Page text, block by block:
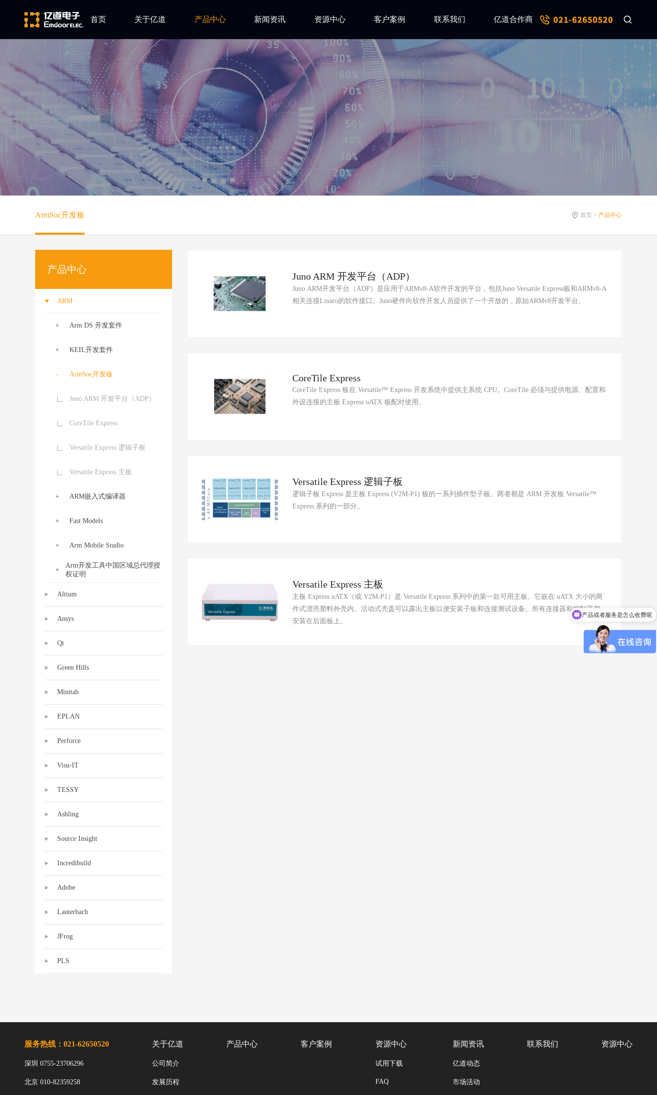
首页 关于亿道
公司简介
发展历程
企业文化
产品中心
Ansys
Green Hills
Minitab
EPLAN
Perforce
Visu-IT
TESSY
Incredibuild
新闻资讯
亿道动态
技术资讯
资源中心
试用下载
FAQ
安装文档
技术文档
技术视频
网络研讨会
客户案例 联系我们 亿道合作商
ArmSoc开发板 首页 > 产品中心
产品中心
ARM
Arm DS 开发套件
KEIL开发套件
ArmSoc开发板
Juno ARM 开发平台（ADP）
CoreTile Express
Versatile Express 逻辑子板
Versatile Express 主板
ARM嵌入式编译器
Fast Models
Arm Mobile Studio
Arm开发工具中国区域总代理授
权证明
Altium
Ansys
Qt
Green Hills
Minitab
EPLAN
Perforce
Visu-IT
TESSY
Ashling
Source Insight
Incredibuild
Adobe
Lauterbach
JFrog
PLS
Juno ARM 开发平台（ADP）
Juno ARM开发平台（ADP）是应用于ARMv8-A软件开发的平台，包括Juno Versatile Express板和ARMv8-A
相关连接Linaro的软件接口。Juno硬件向软件开发人员提供了一个开放的，原始ARMv8开发平台。
CoreTile Express
CoreTile Express 板在 Versatile™ Express 开发系统中提供主系统 CPU。CoreTile 必须与提供电源、配置和
外设连接的主板 Express uATX 板配对使用。
Versatile Express 逻辑子板
逻辑子板 Express 是主板 Express (V2M-P1) 板的一系列插件型子板。两者都是 ARM 开发板 Versatile™
Express 系列的一部分。
Versatile Express 主板
主板 Express uATX（或 V2M-P1）是 Versatile Express 系列中的第一款可用主板。它嵌在 uATX 大小的两
件式漂亮塑料外壳内。活动式壳盖可以露出主板以便安装子板和连接测试设备。所有连接器和控制器都
安装在后面板上。
服务热线：021-62650520
深圳 0755-23706296
北京 010-82359258
关于亿道
公司简介
发展历程
产品中心 客户案例 资源中心
试用下载
FAQ
新闻资讯
亿道动态
市场活动
联系我们 资源中心
产品或者服务是怎么收费呢
有技术支持吗？